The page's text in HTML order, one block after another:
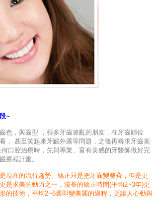
~
色，與齒型 ，很多牙齒凌亂的朋友，在牙齒歸位
， 甚至笑起來牙齦外露等問題，之後再尋求牙齒美
口腔治療時，先與專業、富有美感的牙醫師做好完
療程計畫。
現在的流行趨勢。矯正只是把牙齒變整齊，但是更
是求美的動力之一，漫長的矯正時間(平均2~3年)更
的技術，平均2~6週即變美麗的過程，更讓人心動與